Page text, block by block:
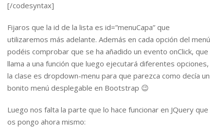
[/codesyntax]
Fijaros que la id de la lista es id=”menuCapa” que
utilizaremos más adelante. Además en cada opción del menú
podéis comprobar que se ha añadido un evento onClick, que
llama a una función que luego ejecutará diferentes opciones,
la clase es dropdown-menu para que parezca como decía un
bonito menú desplegable en Bootstrap 😉
Luego nos falta la parte que lo hace funcionar en JQuery que
os pongo ahora mismo: